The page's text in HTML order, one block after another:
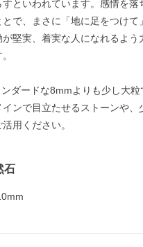
といわれています。感情を落
で、まさに「地に足をつけて
堅実、着実な人になれるよう
ダードな8mmよりも少し大粒
ンで目立たせるストーンや、
用ください。
石